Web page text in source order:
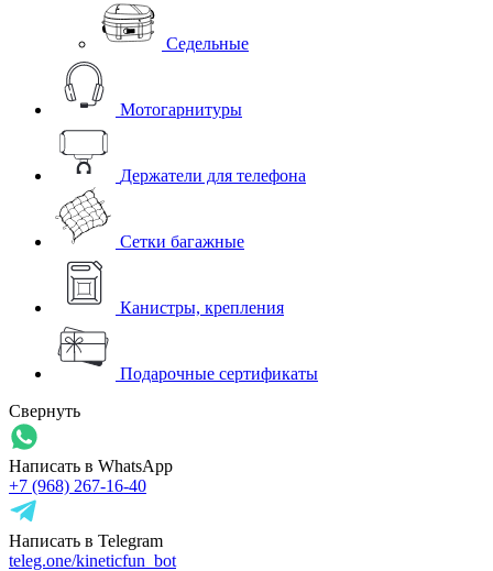
Седельные
Мотогарнитуры
Держатели для телефона
Сетки багажные
Канистры, крепления
Подарочные сертификаты
Свернуть
Написать в WhatsApp
+7 (968) 267-16-40
Написать в Telegram
teleg.one/kineticfun_bot